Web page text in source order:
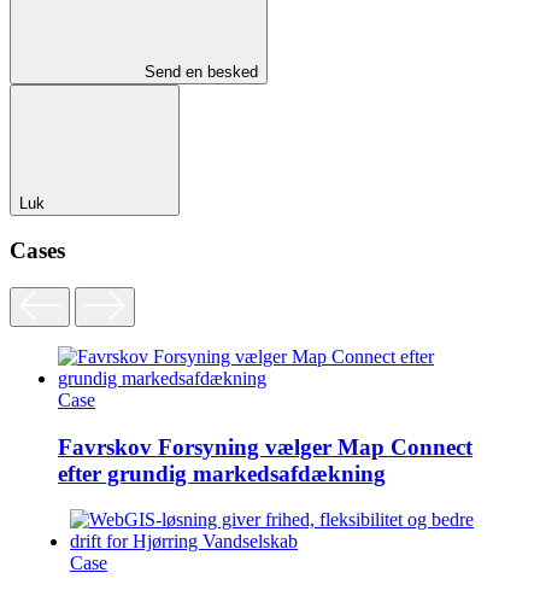
Send en besked
Luk
Cases
Case
Favrskov Forsyning vælger Map Connect
efter grundig markedsafdækning
Case